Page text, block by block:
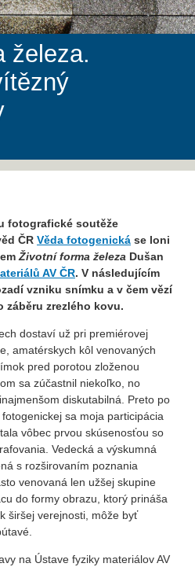
železa.
fotografické soutěže
ČR Věda fotogenická se loni
Životní forma železa Dušan
AV ČR. V následujícím
vzniku snímku a v čem vězí
zrezlého kovu.
dostaví už pri premiérovej
amatérskych kôl venovaných
pred porotou zloženou
sa zúčastnil niekoľko, no
diskutabilná. Preto po
sa moja participácia
vôbec prvou skúsenosťou so
Vedecká a výskumná
s rozširovaním poznania
venovaná len užšej skupine
do formy obrazu, ktorý prináša
širšej verejnosti, môže byť
na Ústave fyziky materiálov AV